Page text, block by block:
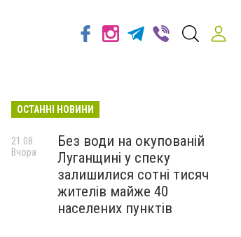
ОСТАННІ НОВИНИ
Без води на окупованій
Луганщині у спеку
залишилися сотні тисяч
жителів майже 40
населених пунктів
21:08
Вчора